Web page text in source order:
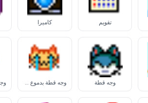
تقويم كاميرا
وجه قطة وجه قطة بدموع فرح